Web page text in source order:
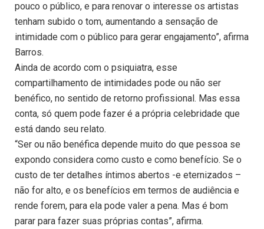
pouco o público, e para renovar o interesse os artistas
tenham subido o tom, aumentando a sensação de
intimidade com o público para gerar engajamento”, afirma
Barros.
Ainda de acordo com o psiquiatra, esse
compartilhamento de intimidades pode ou não ser
benéfico, no sentido de retorno profissional. Mas essa
conta, só quem pode fazer é a própria celebridade que
está dando seu relato.
“Ser ou não benéfica depende muito do que pessoa se
expondo considera como custo e como benefício. Se o
custo de ter detalhes íntimos abertos -e eternizados –
não for alto, e os benefícios em termos de audiência e
rende forem, para ela pode valer a pena. Mas é bom
parar para fazer suas próprias contas”, afirma.